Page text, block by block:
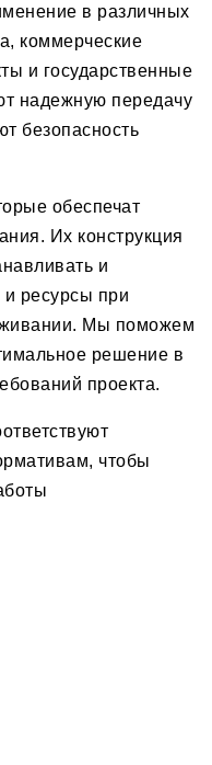
в различных
коммерческие
и государственные
надежную передачу
безопасность
обеспечат
Их конструкция
и
и ресурсы при
Мы поможем
решение в
проекта.
чтобы